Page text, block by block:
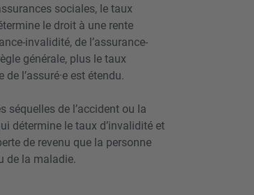
sociales, le taux
le droit à une rente
­invalidité, de l’assurance-
générale, plus le taux
l’assuré·e est étendu.
séquelles de l’accident ou la
détermine le taux d’invalidité et
de revenu que la personne
de la maladie.